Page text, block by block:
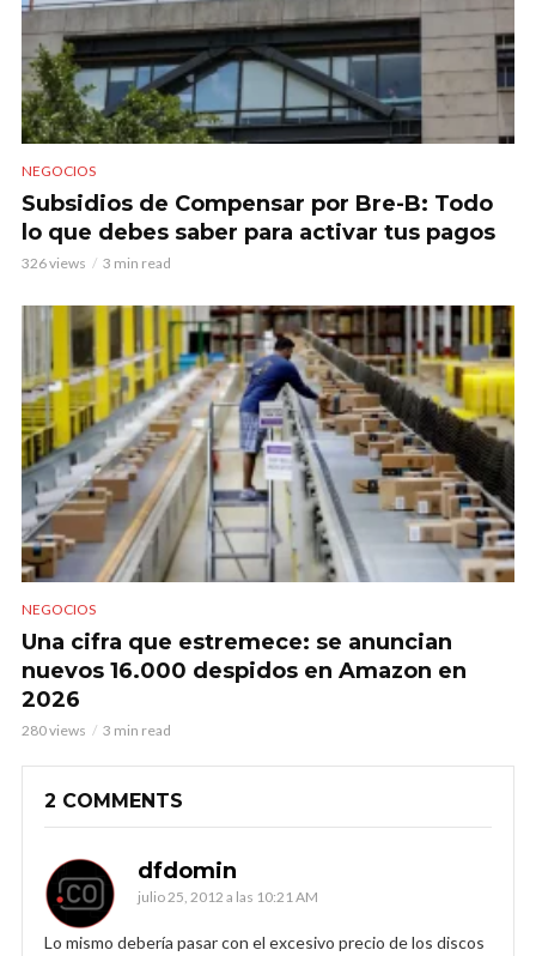
NEGOCIOS
Subsidios de Compensar por Bre-B: Todo
lo que debes saber para activar tus pagos
326 views 3 min read
NEGOCIOS
Una cifra que estremece: se anuncian
nuevos 16.000 despidos en Amazon en
2026
280 views 3 min read
2 COMMENTS
dfdomin
julio 25, 2012 a las 10:21 AM
Lo mismo debería pasar con el excesivo precio de los discos